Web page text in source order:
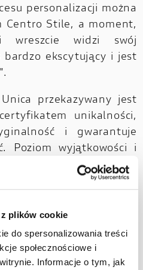
plików cookie
do spersonalizowania treści
społecznościowe i
Informacje o tym, jak
personalizacji można
Centro Stile, a moment,
wreszcie widzi swój
ekscytujący i jest
przekazywany jest
unikalności,
i gwarantuje
Poziom wyjątkowości i
szczegóły każdego
Ducati Unica może
i tylko te, które
marki.